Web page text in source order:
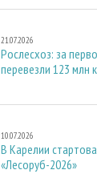
21.07.2026
Рослесхоз: за
перевезли 123 млн
10.07.2026
В Карелии
«Лесоруб-2026»